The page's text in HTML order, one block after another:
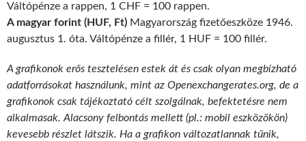
Váltópénze a rappen, 1 CHF = 100 rappen.
A magyar forint (HUF, Ft) Magyarország fizetőeszköze 1946.
augusztus 1. óta. Váltópénze a fillér, 1 HUF = 100 fillér.
A grafikonok erős tesztelésen estek át és csak olyan megbízható
adatforrásokat használunk, mint az Openexchangerates.org, de a
grafikonok csak tájékoztató célt szolgálnak, befektetésre nem
alkalmasak. Alacsony felbontás mellett (pl.: mobil eszközökön)
kevesebb részlet látszik. Ha a grafikon változatlannak tűnik,